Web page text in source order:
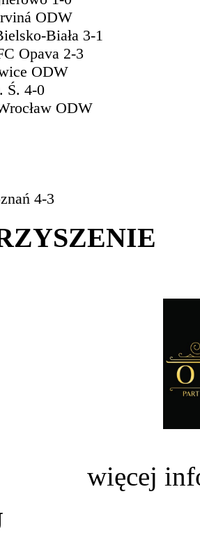
ODW
Biała 3-1
Opava 2-3
ODW
Ś. 4-0
ODW
4-3
więcej